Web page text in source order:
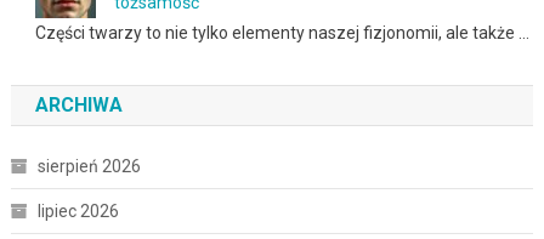
Części twarzy to nie tylko elementy naszej fizjonomii, ale także …
ARCHIWA
sierpień 2026
lipiec 2026